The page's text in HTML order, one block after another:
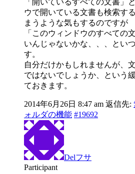
「開いているすべての文書」
ウで開いている文書も検索す
まうような気もするのですが
「このウィンドウのすべての
いんじゃないかな、、、とい
す。
自分だけかもしれませんが、
ではないでしょうか、という
ておきます。
2014年6月26日 8:47 am 返信先:
ォルダの機能 #19692
Delフサ
Participant